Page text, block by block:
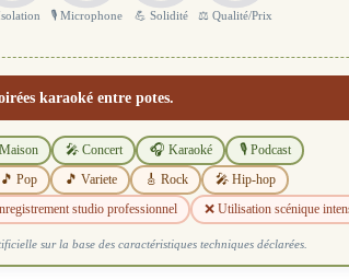
🎙️ Microphone 💪 Solidité ⚖️ Qualité/Prix
karaoké entre potes.
🎤 Concert 🎧 Karaoké 🎙️ Podcast
🎵 Pop 🎵 Variete 🎸 Rock 🎤 Hip-hop
studio professionnel ❌ Utilisation scénique
sur la base des caractéristiques techniques déclarées.